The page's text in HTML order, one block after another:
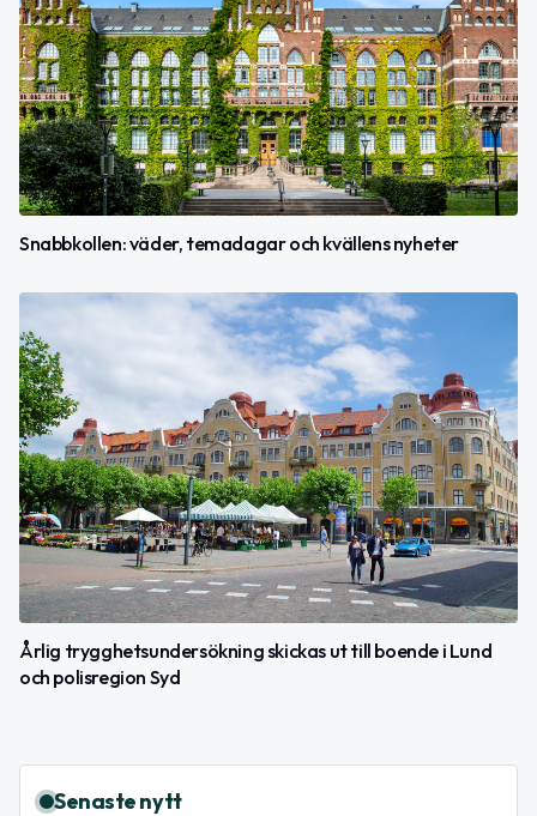
Snabbkollen: väder, temadagar och kvällens nyheter
Årlig trygghetsundersökning skickas ut till boende i Lund
och polisregion Syd
Senaste nytt